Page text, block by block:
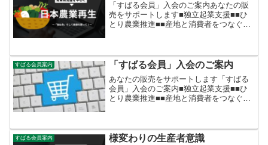
「すばる会員」入会のご案内あなたの販
売をサポートします■独立起業支援■■ひ
とり農業推進■■産地と消費者をつなぐ流
すばる会員案内 「すばる会員」入会のご案内
あなたの販売をサポートします「すばる
会員」入会のご案内■独立起業支援■■ひ
とり農業推進■■産地と消費者をつなぐ流
000円
すばる会員案内 様変わりの生産者意識